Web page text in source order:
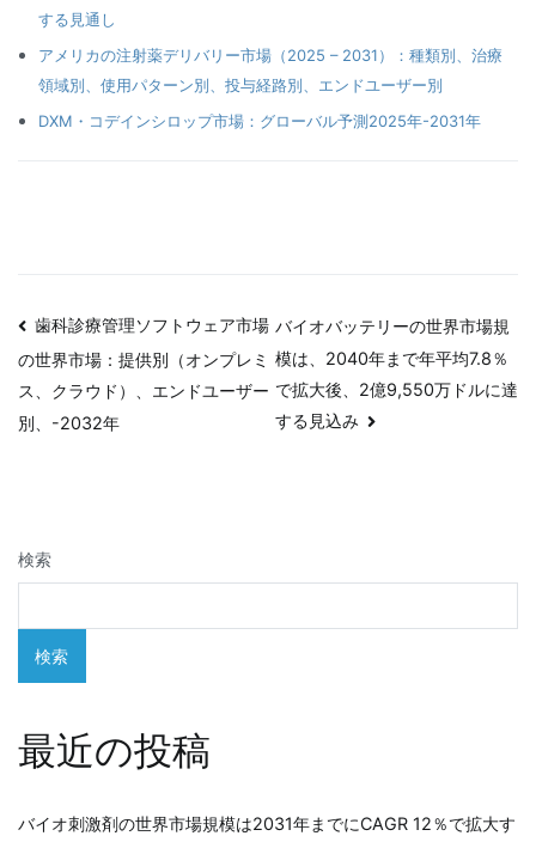
する見通し
アメリカの注射薬デリバリー市場（2025 – 2031）：種類別、治療
領域別、使用パターン別、投与経路別、エンドユーザー別
DXM・コデインシロップ市場：グローバル予測2025年-2031年
投
稿
ナ
ー
シ
ョ
ン
歯科診療管理ソフトウェア市場
の世界市場：提供別（オンプレミ
ス、クラウド）、エンドユーザー
別、-2032年
バイオバッテリーの世界市場規
模は、2040年まで年平均7.8％
で拡大後、2億9,550万ドルに達
する見込み
検索
検索
最近の投稿
バイオ刺激剤の世界市場規模は2031年までにCAGR 12％で拡大す